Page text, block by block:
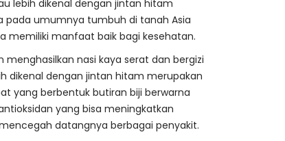
lebih dikenal dengan jintan hitam
pada umumnya tumbuh di tanah Asia
memiliki manfaat baik bagi kesehatan.
menghasilkan nasi kaya serat dan bergizi
dikenal dengan jintan hitam merupakan
yang berbentuk butiran biji berwarna
yang bisa meningkatkan
datangnya berbagai penyakit.